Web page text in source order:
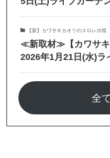
【新】カワサキカオリのスロレポ煌
≪新取材≫【カワサキ
2026年1月21日(水)ラ
全